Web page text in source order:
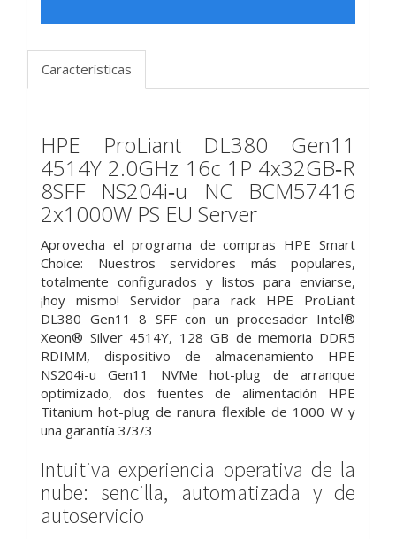
Características
HPE ProLiant DL380 Gen11
4514Y 2.0GHz 16c 1P 4x32GB‑R
8SFF NS204i‑u NC BCM57416
2x1000W PS EU Server
Aprovecha el programa de compras HPE Smart
Choice: Nuestros servidores más populares,
totalmente configurados y listos para enviarse,
¡hoy mismo! Servidor para rack HPE ProLiant
DL380 Gen11 8 SFF con un procesador Intel®
Xeon® Silver 4514Y, 128 GB de memoria DDR5
RDIMM, dispositivo de almacenamiento HPE
NS204i-u Gen11 NVMe hot-plug de arranque
optimizado, dos fuentes de alimentación HPE
Titanium hot-plug de ranura flexible de 1000 W y
una garantía 3/3/3
Intuitiva experiencia operativa de la
nube: sencilla, automatizada y de
autoservicio